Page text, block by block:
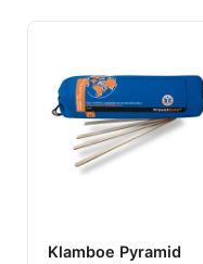
Klamboe Pyramid